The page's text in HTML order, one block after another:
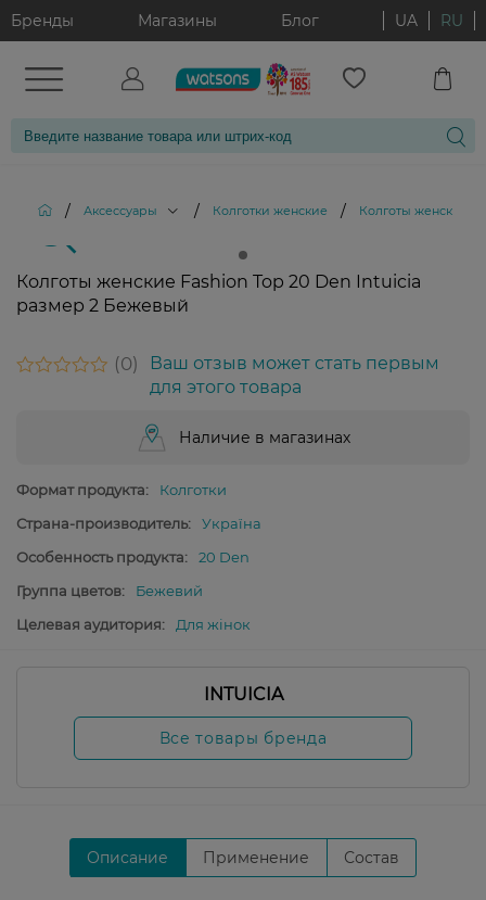
Бренды Магазины Блог UA RU
/ Аксессуары / Колготки женские / Колготы женские
Колготы женские Fashion Top 20 Den Intuicia
размер 2 Бежевый
0
Ваш отзыв может стать первым
для этого товара
Наличие в магазинах
Формат продукта:
Колготки
Страна-производитель:
Україна
Особенность продукта:
20 Den
Группа цветов:
Бежевий
Целевая аудитория:
Для жінок
INTUICIA
Все товары бренда
Описание Применение Состав